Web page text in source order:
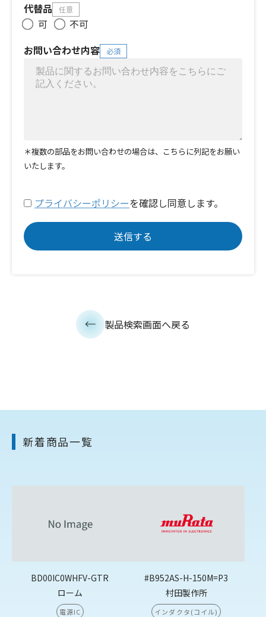
代替品 任意
可
不可
お問い合わせ内容
必須
＊複数の部品をお問い合わせの場合は、こちらに列記をお願い
いたします。
プライバシーポリシーを確認し同意します。
製品検索画面へ戻る
新着商品一覧
BD00IC0WHFV-GTR
ローム
電源IC
#B952AS-H-150M=P3
村田製作所
インダクタ(コイル)